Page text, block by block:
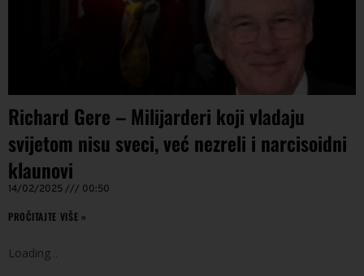
Richard Gere – Milijarderi koji vladaju
svijetom nisu sveci, već nezreli i narcisoidni
klaunovi
14/02/2025 00:50
PROČITAJTE VIŠE »
Loading .